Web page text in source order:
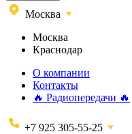
Москва
Москва
Краснодар
О компании
Контакты
🔥 Радиопередачи 🔥
+7 925 305-55-25